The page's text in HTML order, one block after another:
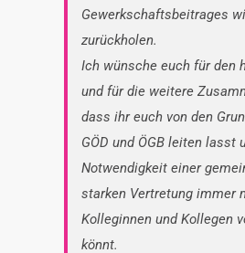
Gewerkschaftsbeitrages
zurückholen.
Ich wünsche euch für den
und für die weitere
dass ihr euch von den
GÖD und ÖGB leiten lasst
Notwendigkeit einer
starken Vertretung immer
Kolleginnen und Kollegen
könnt.